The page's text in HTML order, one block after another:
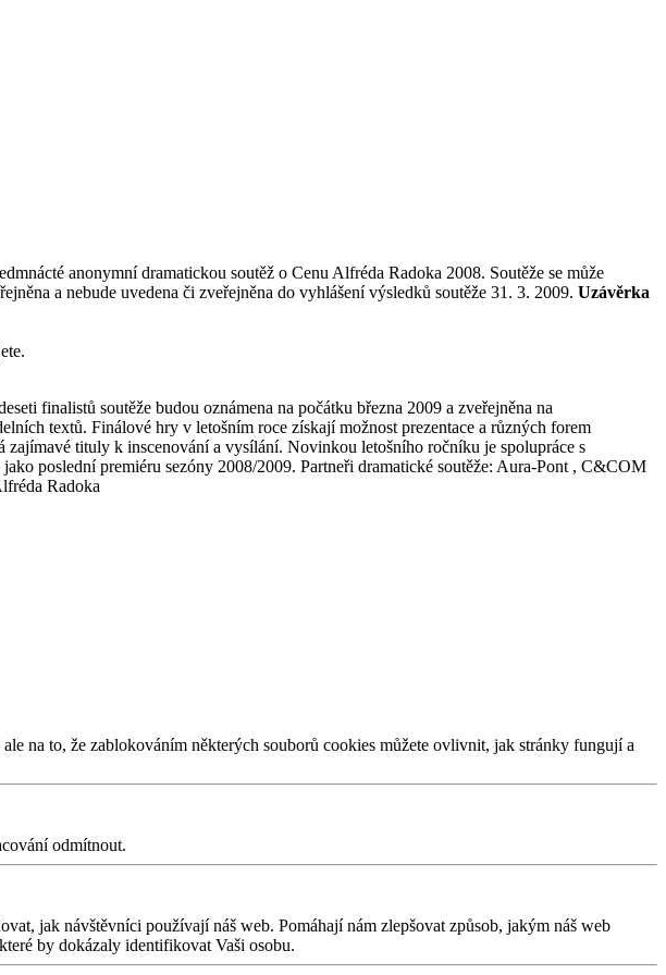
anonymní dramatickou soutěž o Cenu Alfréda Radoka 2008. Soutěže se může
a nebude uvedena či zveřejněna do vyhlášení výsledků soutěže 31. 3. 2009. Uzávěrka
finalistů soutěže budou oznámena na počátku března 2009 a zveřejněna na
textů. Finálové hry v letošním roce získají možnost prezentace a různých forem
zajímavé tituly k inscenování a vysílání. Novinkou letošního ročníku je spolupráce s
poslední premiéru sezóny 2008/2009. Partneři dramatické soutěže: Aura-Pont , C&COM
Radoka
na to, že zablokováním některých souborů cookies můžete ovlivnit, jak stránky fungují a
odmítnout.
jak návštěvníci používají náš web. Pomáhají nám zlepšovat způsob, jakým náš web
by dokázaly identifikovat Vaši osobu.